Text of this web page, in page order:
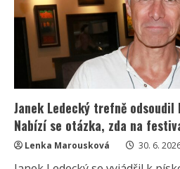
Lidé
na
ulici
se
prý
za
ním
nevěřícně
otáčí
Janek Ledecký trefně
Nabízí se otázka, zda na
Lenka Marousková 30. 6.